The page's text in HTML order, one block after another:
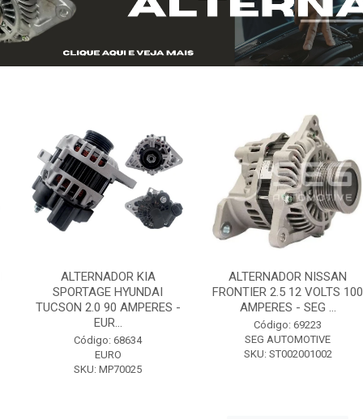
ALTERNADOR KIA
SPORTAGE HYUNDAI
TUCSON 2.0 90 AMPERES -
EUR...
Código: 68634
EURO
SKU: MP70025
ALTERNADOR NISSAN
FRONTIER 2.5 12 VOLTS 100
AMPERES - SEG ...
Código: 69223
SEG AUTOMOTIVE
SKU: ST002001002